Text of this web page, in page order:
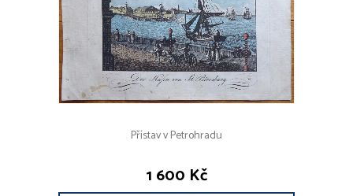
Přístav v Petrohradu
1 600 Kč